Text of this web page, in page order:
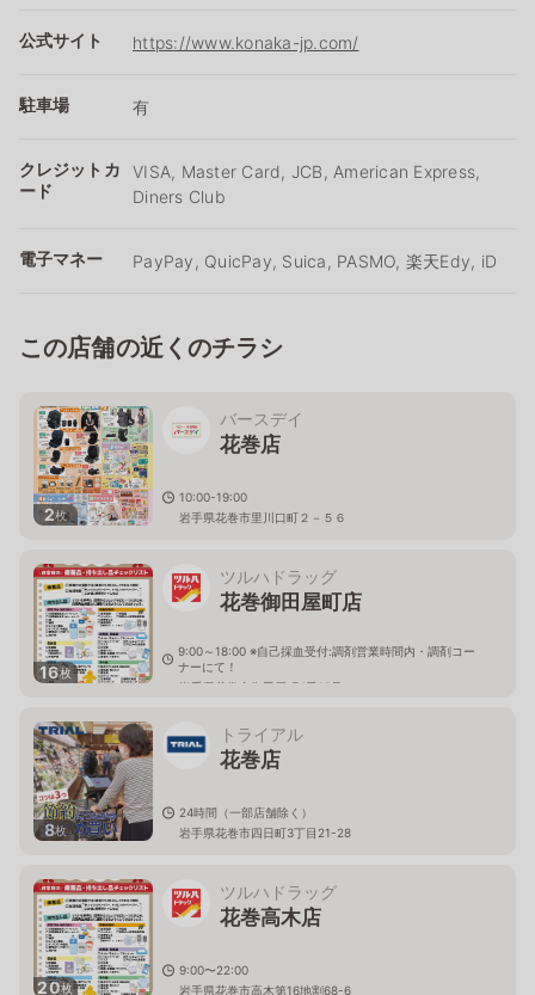
公式サイト https://www.konaka-jp.com/
駐車場 有
クレジットカ
ード
VISA, Master Card, JCB, American Express,
Diners Club
電子マネー PayPay, QuicPay, Suica, PASMO, 楽天Edy, iD
この店舗の近くのチラシ
2枚
バースデイ
花巻店
10:00-19:00
岩手県花巻市里川口町２－５６
16枚
ツルハドラッグ
花巻御田屋町店
9:00～18:00 ※自己採血受付:調剤営業時間内・調剤コー
ナーにて！
岩手県花巻市御田屋町4番16号
8枚
トライアル
花巻店
24時間（一部店舗除く）
岩手県花巻市四日町3丁目21-28
20枚
ツルハドラッグ
花巻高木店
9:00〜22:00
岩手県花巻市高木第16地割68-6